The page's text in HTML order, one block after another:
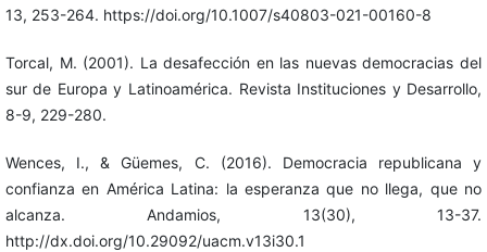
13, 253-264. https://doi.org/10.1007/s40803-021-00160-8
Torcal, M. (2001). La desafección en las nuevas democracias del
sur de Europa y Latinoamérica. Revista Instituciones y Desarrollo,
8-9, 229-280.
Wences, I., & Güemes, C. (2016). Democracia republicana y
confianza en América Latina: la esperanza que no llega, que no
alcanza. Andamios, 13(30), 13-37.
http://dx.doi.org/10.29092/uacm.v13i30.1